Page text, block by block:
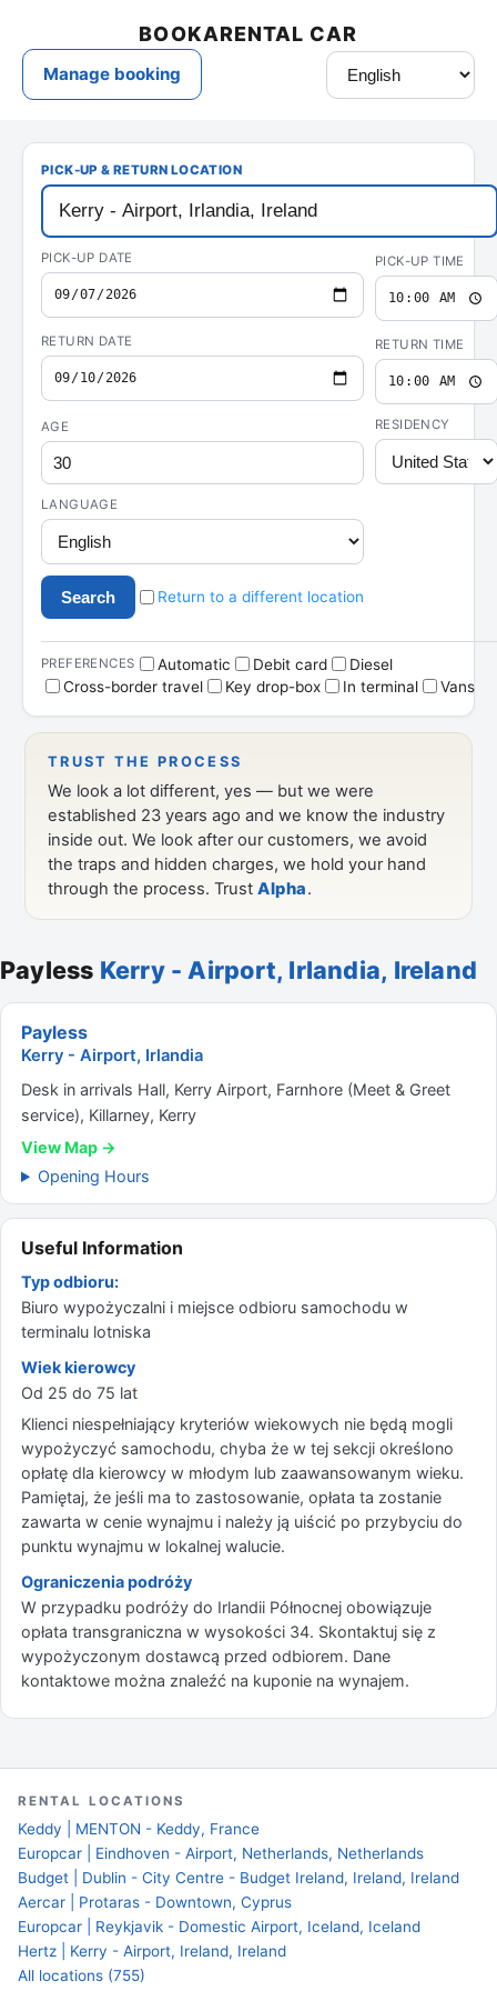
Payless Kerry - Airport, Irlandia, Ireland
Payless
Kerry - Airport, Irlandia
Desk in arrivals Hall, Kerry Airport, Farnhore (Meet & Greet
service), Killarney, Kerry
View Map →
Opening Hours
Useful Information
Typ odbioru:
Biuro wypożyczalni i miejsce odbioru samochodu w
terminalu lotniska
Wiek kierowcy
Od 25 do 75 lat
Klienci niespełniający kryteriów wiekowych nie będą mogli
wypożyczyć samochodu, chyba że w tej sekcji określono
opłatę dla kierowcy w młodym lub zaawansowanym wieku.
Pamiętaj, że jeśli ma to zastosowanie, opłata ta zostanie
zawarta w cenie wynajmu i należy ją uiścić po przybyciu do
punktu wynajmu w lokalnej walucie.
Ograniczenia podróży
W przypadku podróży do Irlandii Północnej obowiązuje
opłata transgraniczna w wysokości 34. Skontaktuj się z
wypożyczonym dostawcą przed odbiorem. Dane
kontaktowe można znaleźć na kuponie na wynajem.
RENTAL LOCATIONS
Keddy | MENTON - Keddy, France
Europcar | Eindhoven - Airport, Netherlands, Netherlands
Budget | Dublin - City Centre - Budget Ireland, Ireland, Ireland
Aercar | Protaras - Downtown, Cyprus
Europcar | Reykjavik - Domestic Airport, Iceland, Iceland
Hertz | Kerry - Airport, Ireland, Ireland
All locations (755)